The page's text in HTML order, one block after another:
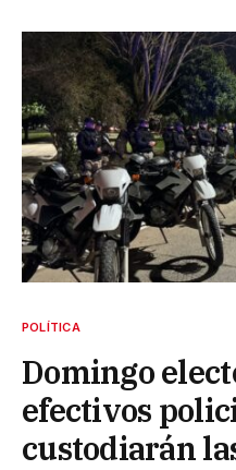
POLÍTICA
Domingo
efectivos
custodiarán